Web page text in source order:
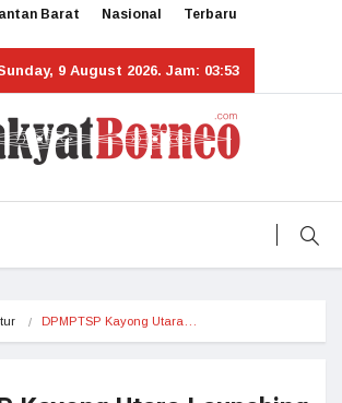
Barat Nasional Terbaru
9 August 2026. Jam: 03:53
DPMPTSP Kayong Utara…